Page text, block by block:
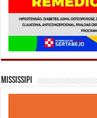
Mississipi